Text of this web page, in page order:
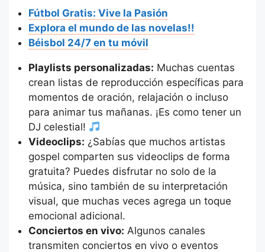
Fútbol Gratis: Vive la Pasión
Explora el mundo de las novelas!!
Béisbol 24/7 en tu móvil
Playlists personalizadas: Muchas cuentas
crean listas de reproducción específicas para
momentos de oración, relajación o incluso
para animar tus mañanas. ¡Es como tener un
DJ celestial!
Videoclips: ¿Sabías que muchos artistas
gospel comparten sus videoclips de forma
gratuita? Puedes disfrutar no solo de la
música, sino también de su interpretación
visual, que muchas veces agrega un toque
emocional adicional.
Conciertos en vivo: Algunos canales
transmiten conciertos en vivo o eventos